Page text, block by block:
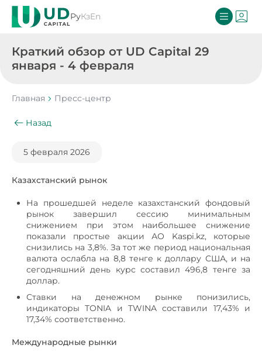
РуКзEn
Краткий обзор от UD Capital 29
января - 4 февраля
Главная Пресс-центр
Назад
5 февраля 2026
Казахстанский рынок
На прошедшей неделе казахстанский фондовый
рынок завершил сессию минимальным
снижением при этом наибольшее снижение
показали простые акции АО Kaspi.kz, которые
снизились на 3,8%. За тот же период национальная
валюта ослабла на 8,8 тенге к доллару США, и на
сегодняшний день курс составил 496,8 тенге за
доллар.
Ставки на денежном рынке понизились,
индикаторы TONIA и TWINA составили 17,43% и
17,34% соответственно.
Международные рынки